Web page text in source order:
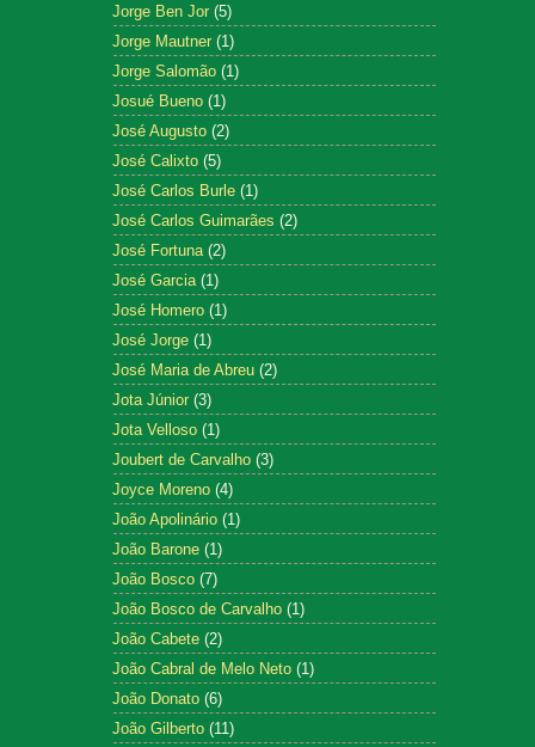
Jorge Ben Jor (5)
Jorge Mautner (1)
Jorge Salomão (1)
Josué Bueno (1)
José Augusto (2)
José Calixto (5)
José Carlos Burle (1)
José Carlos Guimarães (2)
José Fortuna (2)
José Garcia (1)
José Homero (1)
José Jorge (1)
José Maria de Abreu (2)
Jota Júnior (3)
Jota Velloso (1)
Joubert de Carvalho (3)
Joyce Moreno (4)
João Apolinário (1)
João Barone (1)
João Bosco (7)
João Bosco de Carvalho (1)
João Cabete (2)
João Cabral de Melo Neto (1)
João Donato (6)
João Gilberto (11)